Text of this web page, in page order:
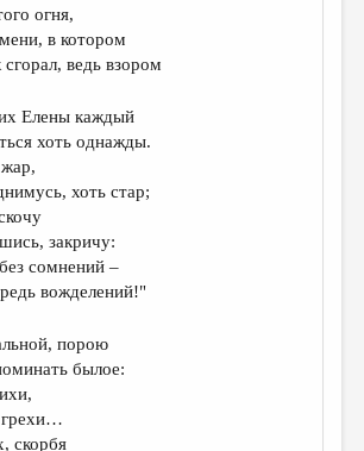
огня,
в котором
ведь взором
Елены каждый
хоть однажды.
хоть стар;
закричу:
сомнений –
вожделений!"
порою
былое: